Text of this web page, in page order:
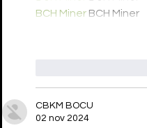
BCH Miner BCH Miner
CBKM BOCU
02 nov 2024